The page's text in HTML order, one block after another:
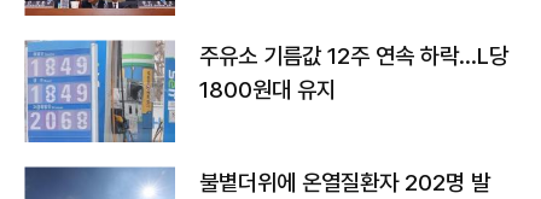
주유소 기름값 12주 연속 하락…L당
1800원대 유지
불볕더위에 온열질환자 202명 발